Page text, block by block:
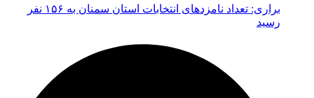
براری: تعداد نامزدهای انتخابات استان سمنان به ۱۵۶ نفر
رسید